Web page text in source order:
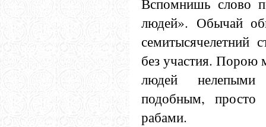
людей». Обычай
семитысячелетний
без участия. Порою
людей
подобным, просто
рабами.